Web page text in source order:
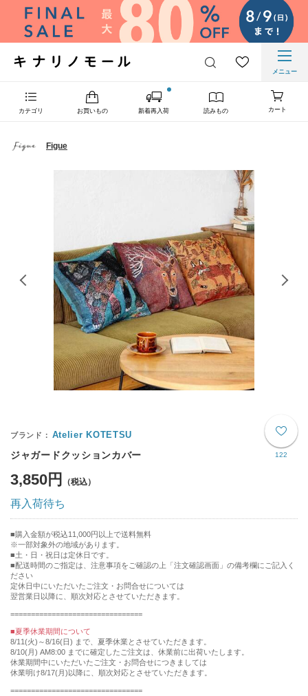
メニュー
カテゴリ お買いもの 新着再入荷 読みもの カート
Figue
122
Atelier KOTETSU
ジャガードクッションカバー
3,850円
再入荷待ち
購入金額が税込11,000円以上で送料無料
※一部対象外の地域があります。
土・日・祝日は定休日です。
■配送時間のご指定は、注意事項をご確認の上「注文確認画面」の備考欄にご記入く
ださい
定休日中にいただいたご注文・お問合せについては
翌営業日以降に、順次対応とさせていただきます。
================================
■夏季休業期間について
8/11(火)～8/16(日) まで、夏季休業とさせていただきます。
8/10(月) AM8:00 までに確定したご注文は、休業前に出荷いたします。
休業期間中にいただいたご注文・お問合せにつきましては
休業明け8/17(月)以降に、順次対応とさせていただきます。
================================